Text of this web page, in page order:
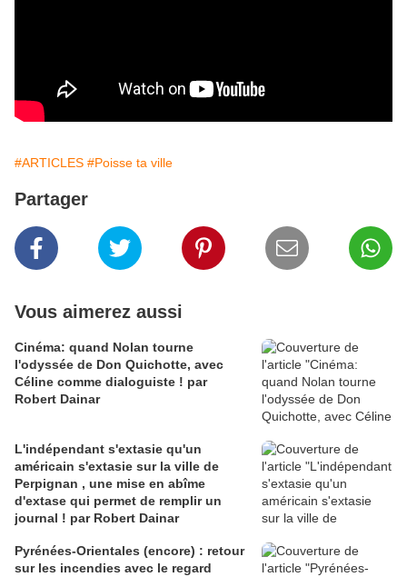
#ARTICLES #Poisse ta ville
Partager
Vous aimerez aussi
Cinéma: quand Nolan tourne
l'odyssée de Don Quichotte, avec
Céline comme dialoguiste ! par
Robert Dainar
L'indépendant s'extasie qu'un
américain s'extasie sur la ville de
Perpignan , une mise en abîme
d'extase qui permet de remplir un
journal ! par Robert Dainar
Pyrénées-Orientales (encore) : retour
sur les incendies avec le regard